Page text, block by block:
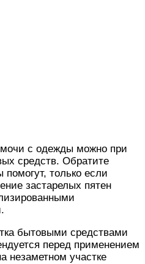
с одежды можно при
средств. Обратите
только если
застарелых пятен
бытовыми средствами
перед применением
незаметном участке